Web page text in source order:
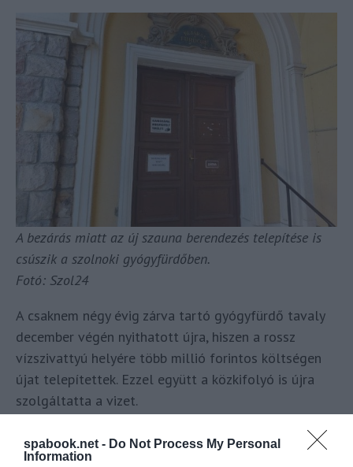
spabook.net - Do Not Process My Personal
Information
A bezárás miatt az új szauna berendezés telepítése is
csúszik a szolnoki gyógyfürdőben.
Fotó: Szol24
A csaknem négy évig zárva tartó gyógyfürdő tavaly
december végén nyithatott újra, hiszen a rossz
vízszivattyú helyére több millió forintos költségen
újat telepítettek. Ezzel együtt a közkifolyó is újra
szolgáltatta a vizet.
A helyiek öröme azonban nem tarthatott sokáig,
ugyanis a megemelkedett vízdíjakat nem tudja